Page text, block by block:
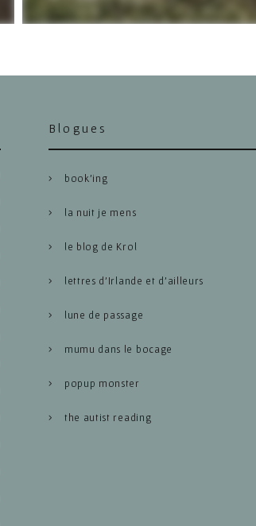
Blogues
book’ing
la nuit je mens
le blog de Krol
lettres d’Irlande et d’ailleurs
lune de passage
mumu dans le bocage
popup monster
the autist reading